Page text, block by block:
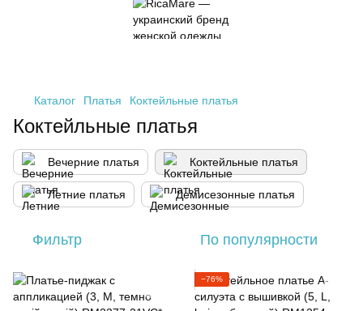
Каталог Платья Коктейльные платья
Коктейльные платья
Вечерние платья Коктейльные платья
Летние платья Демисезонные платья
Фильтр По популярности
−76%